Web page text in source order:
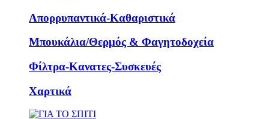
Απορρυπαντικά-Καθαριστικά
Μπουκάλια/Θερμός & Φαγητοδοχεία
Φίλτρα-Κανατες-Συσκευές
Χαρτικά